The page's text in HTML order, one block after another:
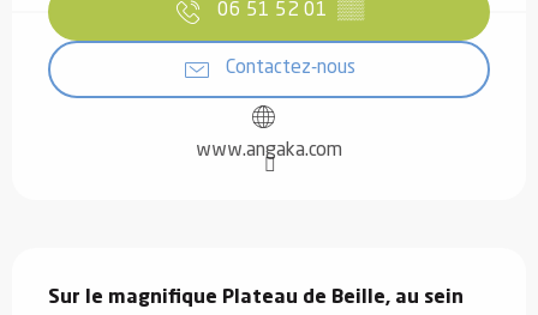
06 51 52 01 ▒▒
Contactez-nous
www.angaka.com
Sur le magnifique Plateau de Beille, au sein